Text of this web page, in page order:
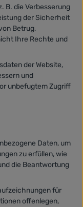
B. die Verbesserung
der Sicherheit
Betrug,
Ihre Rechte und
der Website,
und
unbefugtem Zugriff
Daten, um
zu erfüllen, wie
die Beantwortung
für
offenlegen,